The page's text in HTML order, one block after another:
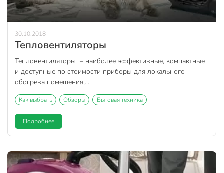
Тепловентиляторы
30.10.2018
Тепловентиляторы – наиболее эффективные, компактные
и доступные по стоимости приборы для локального
обогрева помещения,...
Как выбрать Обзоры Бытовая техника
Подробнее